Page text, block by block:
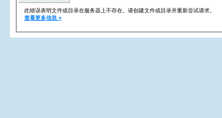
此错误表明文件或目录在服务器上不存在。请创建文件或目录并重新尝试请求。
查看更多信息 »